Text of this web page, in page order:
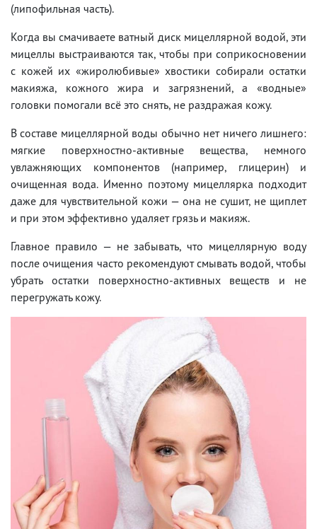
(липофильная часть).
Когда вы смачиваете ватный диск мицеллярной водой, эти
мицеллы выстраиваются так, чтобы при соприкосновении
с кожей их «жиролюбивые» хвостики собирали остатки
макияжа, кожного жира и загрязнений, а «водные»
головки помогали всё это снять, не раздражая кожу.
В составе мицеллярной воды обычно нет ничего лишнего:
мягкие поверхностно-активные вещества, немного
увлажняющих компонентов (например, глицерин) и
очищенная вода. Именно поэтому мицеллярка подходит
даже для чувствительной кожи — она не сушит, не щиплет
и при этом эффективно удаляет грязь и макияж.
Главное правило — не забывать, что мицеллярную воду
после очищения часто рекомендуют смывать водой, чтобы
убрать остатки поверхностно-активных веществ и не
перегружать кожу.